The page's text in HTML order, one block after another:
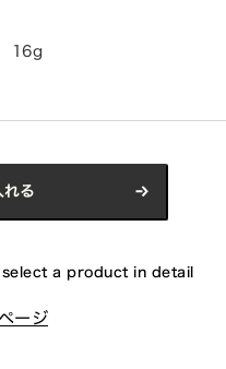
16g
れる
a product in detail
ージ